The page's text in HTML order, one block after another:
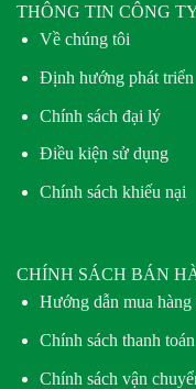
THÔNG TIN CÔNG
Về chúng tôi
Định hướng phát triển
Chính sách đại lý
Điều kiện sử dụng
Chính sách khiếu nại
CHÍNH SÁCH BÁN
Hướng dẫn mua hàng
Chính sách thanh toán
Chính sách vận